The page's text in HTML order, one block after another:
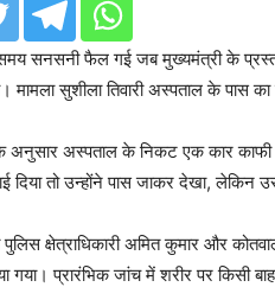
सनसनी फैल गई जब मुख्यमंत्री के
मामला सुशीला तिवारी अस्पताल के पास
के अनुसार अस्पताल के निकट एक कार
दिया तो उन्होंने पास जाकर देखा,
क्षेत्राधिकारी अमित कुमार और
गया। प्रारंभिक जांच में शरीर पर किसी